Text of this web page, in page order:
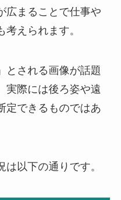
広まることで仕事や
えられます。
とされる画像が話題
実際には後ろ姿や遠
定できるものではあ
以下の通りです。